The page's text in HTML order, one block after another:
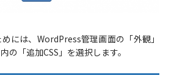
には、WordPress管理画面の「外観」
の「追加CSS」を選択します。